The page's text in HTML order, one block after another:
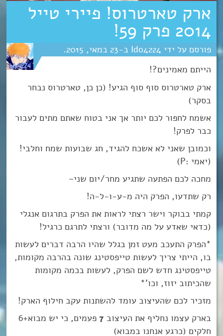
ארק טארטרוס! פיירי טייל
2014 פרק 59!
Ido4224
23 מאי 2015
הייתם מאמינים?!
ארק טארטרוס סוף סוף הגיע! (כן כן, טארטרוס נבחר
בסקר)
אשמח לחפור לכם יותר אך אני בטוח שאתם מתים לעבור
כבר לפרק!
וכמובן שאני לא אשכח להגיד, חג שבועות שמח וחלבי!
(יאמי :P)
מחכה לכם הפתעה שתגיע מחר/יום שני~
רק שתדעו, הפרק היה מ-ע-ו-ל-ה!
קמתי בבוקר וישר רצתי לראות את הפרק בתרגום אנגלי
(כדאי שאדע על מה מדובר) ורצתי לתרגם כרגיל!
*הפרק התעכב מעט זמן בגלל שהיו הרבה דברים לעשות
בו, הייתי צריך לעשות טייפסטינג שונה בהרבה מקומות,
טייפסטינג חדש לשם הפרק, לעשות בכמה מקומות
שהכיתוב יזוז, וכו’*
מזכיר לכם שהעיצוב עומד להשתנות עקב חילוף הארק!
בארק עצמו נחליף את העיצוב 7
פעמים, כי יש מבוא+6
חלקים (כרגע אנחנו במבוא)